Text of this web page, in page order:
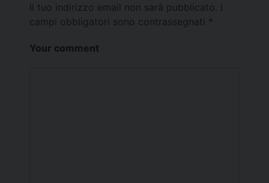
Il tuo indirizzo email non sarà pubblicato.
campi obbligatori sono contrassegnati *
Your comment